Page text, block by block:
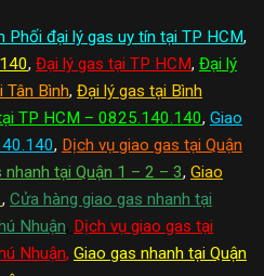
Phối đại lý gas uy tín tại TP HCM,
, Đại lý gas tại TP HCM, Đại lý
Tân Bình, Đại lý gas tại Bình
TP HCM – 0825.140.140, Giao
, Dịch vụ giao gas tại Quận
nhanh tại Quận 1 – 2 – 3, Giao
, Cửa hàng giao gas nhanh tại
Nhuận Dịch vụ giao gas tại
Nhuận, Giao gas nhanh tại Quận